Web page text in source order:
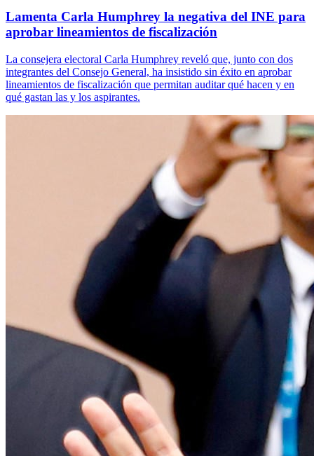
Lamenta Carla Humphrey la negativa del INE para
aprobar lineamientos de fiscalización
La consejera electoral Carla Humphrey reveló que, junto con dos
integrantes del Consejo General, ha insistido sin éxito en aprobar
lineamientos de fiscalización que permitan auditar qué hacen y en
qué gastan las y los aspirantes.